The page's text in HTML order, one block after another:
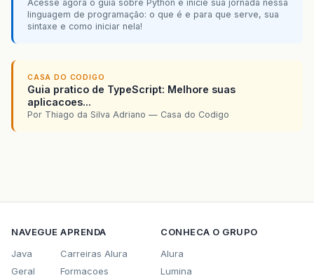
Acesse agora o guia sobre Python e inicie sua jornada nessa
linguagem de programação: o que é e para que serve, sua
sintaxe e como iniciar nela!
CASA DO CODIGO
Guia pratico de TypeScript: Melhore suas
aplicacoes...
Por Thiago da Silva Adriano — Casa do Codigo
NAVEGUE
Java
Geral
APRENDA
Carreiras Alura
Formacoes
CONHECA O GRUPO
Alura
Lumina